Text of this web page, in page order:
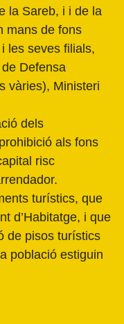
la Sareb, i i de la
mans de fons
les seves filials,
Defensa
vàries), Ministeri
dels
als fons
risc
turístics, que
d’Habitatge, i que
de pisos turístics
població estiguin